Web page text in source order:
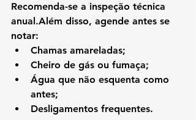
Recomenda-se a inspeção técnica
anual .Além disso, agende antes se
notar:
Chamas amareladas;
Cheiro de gás ou fumaça;
Água que não esquenta como
antes;
Desligamentos frequentes.